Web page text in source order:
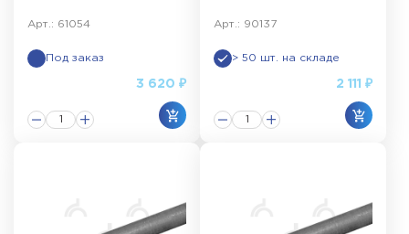
Арт.: 61054
Под заказ
3 620 ₽
Арт.: 90137
> 50 шт. на складе
2 111 ₽